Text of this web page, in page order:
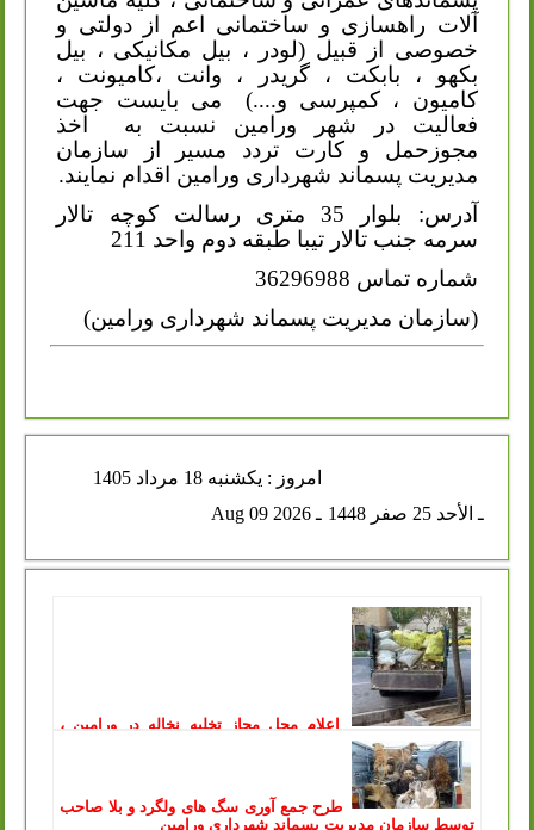
آلات راهسازی و ساختمانی اعم از دولتی و
خصوصی از قبیل (لودر ، بیل مکانیکی ، بیل
بکهو ، بابکت ، گریدر ، وانت ،کامیونت ،
کامیون ، کمپرسی و....)
می بایست جهت
فعالیت در شهر ورامین نسبت به
اخذ
مجوزحمل و کارت تردد مسیر از سازمان
مدیریت پسماند شهرداری ورامین اقدام نمایند.
آدرس: بلوار 35 متری رسالت کوچه تالار
سرمه جنب تالار تیبا طبقه دوم واحد 211
شماره تماس 36296988
(سازمان مدیریت پسماند شهرداری ورامین)
امروز : يكشنبه 18 مرداد 1405
ـ الأحد 25 صفر 1448
ـ Aug 09 2026
اعلام محل مجاز تخلیه نخاله در ورامین ،
توقیف خودروهای متخلف در پی آن
انتشار: یکشنبه, 11 مرداد 1405
سازمان مدیریت پسماند شهرداری ورامین طی اطلاعیه‌ای، محل
جدید و مجاز تخلیه پسماندهای عمرانی و ساختمانی را اعلام کرد
و هشدار داد که...ادامه مطلب ..
طرح جمع آوری سگ های ولگرد و بلا صاحب
توسط سازمان مدیریت پسماند شهرداری ورامین